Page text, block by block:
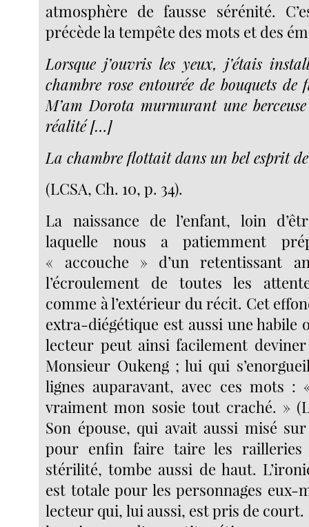
atmosphère de fausse sérénité.
précède la tempête des mots et des
Lorsque j’ouvris les yeux, j’étais
chambre rose entourée de bouquets
M’am Dorota murmurant une
réalité […]
La chambre flottait dans un bel esprit
(LCSA, Ch. 10, p. 34).
La naissance de l’enfant, loin
laquelle nous a patiemment
« accouche » d’un retentissant
l’écroulement de toutes les
comme à l’extérieur du récit. Cet
extra-diégétique est aussi une habile
lecteur peut ainsi facilement
Monsieur Oukeng ; lui qui
lignes auparavant, avec ces mots :
vraiment mon sosie tout craché. »
Son épouse, qui avait aussi misé
pour enfin faire taire les
stérilité, tombe aussi de haut.
est totale pour les personnages eux-
lecteur qui, lui aussi, est pris de